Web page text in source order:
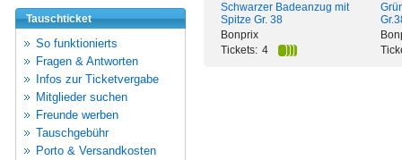
Tauschticket
So funktionierts
Fragen & Antworten
Infos zur Ticketvergabe
Mitglieder suchen
Freunde werben
Tauschgebühr
Porto & Versandkosten
Schwarzer Badeanzug mit
Spitze Gr. 38
Bonprix
Tickets: 4